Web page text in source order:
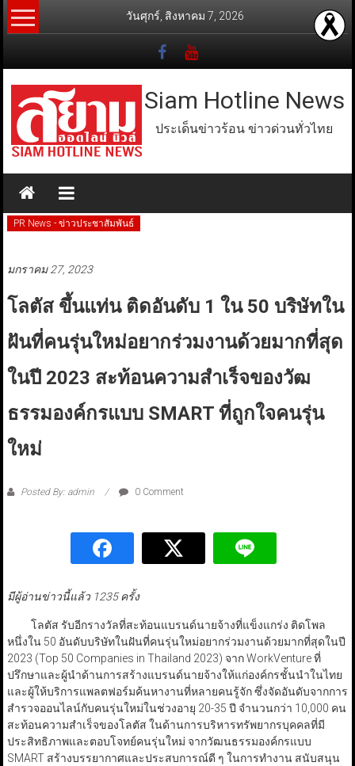
Skip
to
วันศุกร์, สิงหาคม 7, 2026
Siam Hotline News
ประเด็นข่าวร้อน ข่าวด่วนทั่วไทย
PR News - ข่าวประชาสัมพันธ์
มกราคม 27, 2023
โลตัส ขึ้นแท่น ติดอันดับ 1 ใน 50 บริษัทใน
ฝันที่คนรุ่นใหม่อยากร่วมงานด้วยมากที่สุด
ในปี 2023 สะท้อนความสำเร็จของวัฒ
ธรรมองค์กรแบบ SMART ที่ถูกใจคนรุ่น
ใหม่
Posted By: admin 0 Comment
มีผู้อ่านข่าวนี้แล้ว 1235 ครั้ง
โลตัส รับอีกรางวัลที่สะท้อนแบรนด์นายจ้างที่แข็งแกร่ง ติดโพล
หนึ่งใน 50 อันดับบริษัทในฝันที่คนรุ่นใหม่อยากร่วมงานด้วยมากที่สุดในปี
2023 (Top 50 Companies in Thailand 2023) จาก WorkVenture ที่
ปรึกษาและผู้นำด้านการสร้างแบรนด์นายจ้างให้แก่องค์กรชั้นนำในไทย
และผู้ให้บริการแพลตฟอร์มค้นหางานที่หลายคนรู้จัก ซึ่งจัดอันดับจากการ
สำรวจออนไลน์กับคนรุ่นใหม่ในช่วงอายุ 20-35 ปี จำนวนกว่า 10,000 คน
สะท้อนความสำเร็จของโลตัส ในด้านการบริหารทรัพยากรบุคคลที่มี
ประสิทธิภาพและตอบโจทย์คนรุ่นใหม่ จากวัฒนธรรมองค์กรแบบ
SMART สร้างบรรยากาศและประสบการณ์ดี ๆ ในการทำงาน สนับสนุน